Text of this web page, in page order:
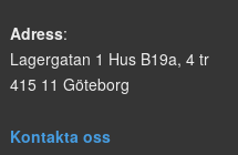
Adress:
Lagergatan 1 Hus B19a, 4 tr
415 11 Göteborg
Kontakta oss